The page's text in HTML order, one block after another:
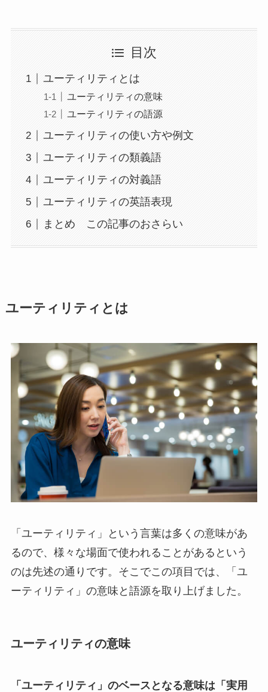
目次
ユーティリティとは
ユーティリティの意味
ユーティリティの語源
ユーティリティの使い方や例文
ユーティリティの類義語
ユーティリティの対義語
ユーティリティの英語表現
まとめ この記事のおさらい
ユーティリティとは
「ユーティリティ」という言葉は多くの意味があ
るので、様々な場面で使われることがあるという
のは先述の通りです。そこでこの項目では、「ユ
ーティリティ」の意味と語源を取り上げました。
ユーティリティの意味
「ユーティリティ」のベースとなる意味は「実用